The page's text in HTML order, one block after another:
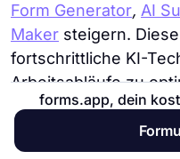
Form Generator, AI
Maker steigern.
fortschrittliche KI-
Arbeitsabläufe zu
Aufgaben zu
🧩 Nahtlose
forms.app, dein